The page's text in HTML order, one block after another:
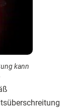
kann